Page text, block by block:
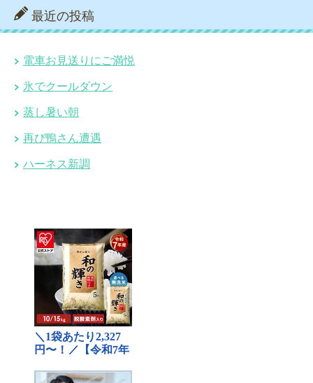
最近の投稿
電車お見送りにご満悦
氷でクールダウン
蒸し暑い朝
再び鴨さん遭遇
ハーネス新調